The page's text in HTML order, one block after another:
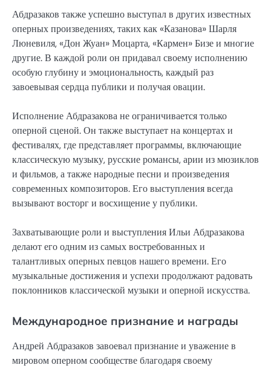
Абдразаков также успешно выступал в других известных
оперных произведениях, таких как «Казанова» Шарля
Люневиля, «Дон Жуан» Моцарта, «Кармен» Бизе и многие
другие. В каждой роли он придавал своему исполнению
особую глубину и эмоциональность, каждый раз
завоевывая сердца публики и получая овации.
Исполнение Абдразакова не ограничивается только
оперной сценой. Он также выступает на концертах и
фестивалях, где представляет программы, включающие
классическую музыку, русские романсы, арии из мюзиклов
и фильмов, а также народные песни и произведения
современных композиторов. Его выступления всегда
вызывают восторг и восхищение у публики.
Захватывающие роли и выступления Ильи Абдразакова
делают его одним из самых востребованных и
талантливых оперных певцов нашего времени. Его
музыкальные достижения и успехи продолжают радовать
поклонников классической музыки и оперной искусства.
Международное признание и награды
Андрей Абдразаков завоевал признание и уважение в
мировом оперном сообществе благодаря своему